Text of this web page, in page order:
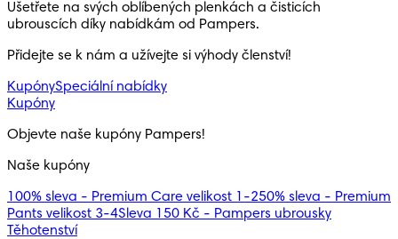
Ušetřete na svých oblíbených plenkách a čisticích
ubrouscích díky nabídkám od Pampers.
Přidejte se k nám a užívejte si výhody členství!
KupónySpeciální nabídky
Kupóny
Objevte naše kupóny Pampers!
Naše kupóny
100% sleva - Premium Care velikost 1-250% sleva - Premium
Pants velikost 3-4Sleva 150 Kč - Pampers ubrousky
Těhotenství